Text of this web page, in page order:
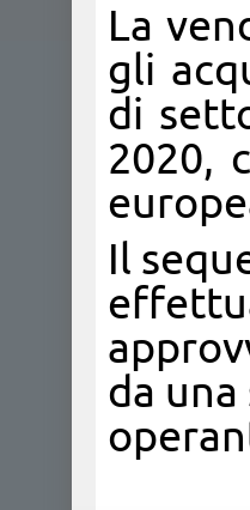
La
gli
di
2020,
​Il
da